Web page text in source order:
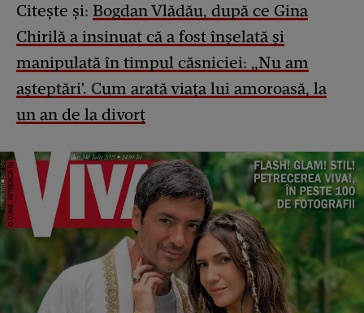
Citește și: Bogdan Vlădău, după ce Gina
Chirilă a insinuat că a fost înșelată și
manipulată în timpul căsniciei: „Nu am
așteptări'. Cum arată viața lui amoroasă, la
un an de la divorț